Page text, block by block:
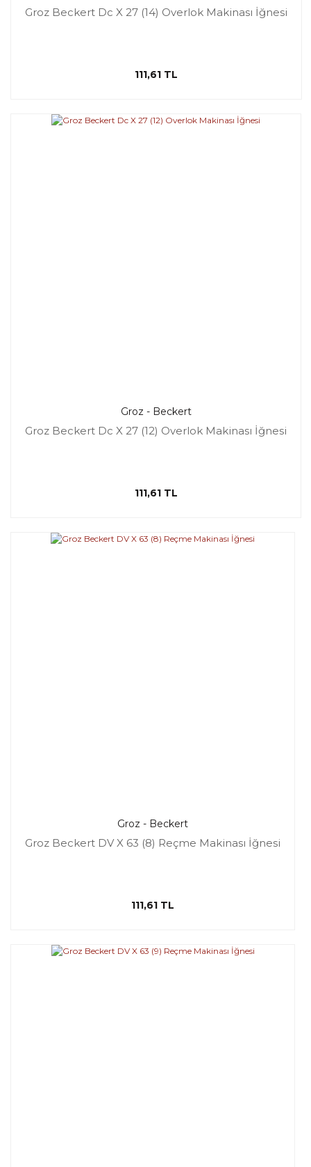
Groz Beckert Dc X 27 (14) Overlok Makinası İğnesi
111,61 TL
Groz - Beckert
Groz Beckert Dc X 27 (12) Overlok Makinası İğnesi
111,61 TL
Groz - Beckert
Groz Beckert DV X 63 (8) Reçme Makinası İğnesi
111,61 TL